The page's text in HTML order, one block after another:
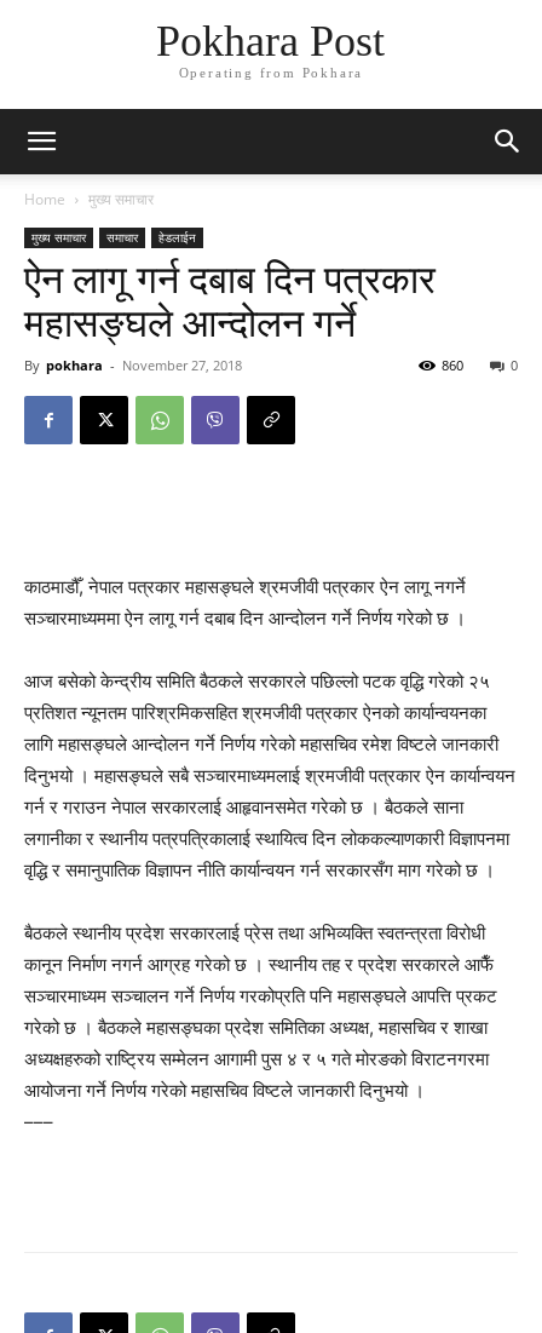
Pokhara Post
Operating from Pokhara
Home मुख्य समाचार
मुख्य समाचार समाचार हेडलाईन
ऐन लागू गर्न दबाब दिन पत्रकार
महासङ्घले आन्दोलन गर्ने
By pokhara - November 27, 2018 0
860
काठमाडौँ, नेपाल पत्रकार महासङ्घले श्रमजीवी पत्रकार ऐन लागू नगर्ने
सञ्चारमाध्यममा ऐन लागू गर्न दबाब दिन आन्दोलन गर्ने निर्णय गरेको छ ।
आज बसेको केन्द्रीय समिति बैठकले सरकारले पछिल्लो पटक वृद्धि गरेको २५
प्रतिशत न्यूनतम पारिश्रमिकसहित श्रमजीवी पत्रकार ऐनको कार्यान्वयनका
लागि महासङ्घले आन्दोलन गर्ने निर्णय गरेको महासचिव रमेश विष्टले जानकारी
दिनुभयो । महासङ्घले सबै सञ्चारमाध्यमलाई श्रमजीवी पत्रकार ऐन कार्यान्वयन
गर्न र गराउन नेपाल सरकारलाई आहृवानसमेत गरेको छ । बैठकले साना
लगानीका र स्थानीय पत्रपत्रिकालाई स्थायित्व दिन लोककल्याणकारी विज्ञापनमा
वृद्धि र समानुपातिक विज्ञापन नीति कार्यान्वयन गर्न सरकारसँग माग गरेको छ ।
बैठकले स्थानीय प्रदेश सरकारलाई प्रेस तथा अभिव्यक्ति स्वतन्त्रता विरोधी
कानून निर्माण नगर्न आग्रह गरेको छ । स्थानीय तह र प्रदेश सरकारले आफैँ
सञ्चारमाध्यम सञ्चालन गर्ने निर्णय गरकोप्रति पनि महासङ्घले आपत्ति प्रकट
गरेको छ । बैठकले महासङ्घका प्रदेश समितिका अध्यक्ष, महासचिव र शाखा
अध्यक्षहरुको राष्ट्रिय सम्मेलन आगामी पुस ४ र ५ गते मोरङको विराटनगरमा
आयोजना गर्ने निर्णय गरेको महासचिव विष्टले जानकारी दिनुभयो ।
–––